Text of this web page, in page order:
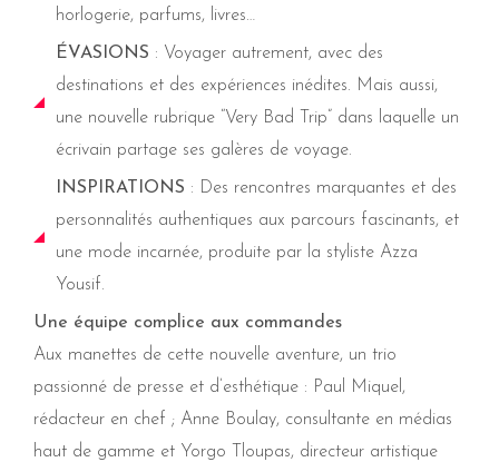
horlogerie, parfums, livres…
ÉVASIONS : Voyager autrement, avec des
destinations et des expériences inédites. Mais aussi,
une nouvelle rubrique “Very Bad Trip” dans laquelle un
écrivain partage ses galères de voyage.
INSPIRATIONS : Des rencontres marquantes et des
personnalités authentiques aux parcours fascinants, et
une mode incarnée, produite par la styliste Azza
Yousif.
Une équipe complice aux commandes
Aux manettes de cette nouvelle aventure, un trio
passionné de presse et d’esthétique : Paul Miquel,
rédacteur en chef ; Anne Boulay, consultante en médias
haut de gamme et Yorgo Tloupas, directeur artistique